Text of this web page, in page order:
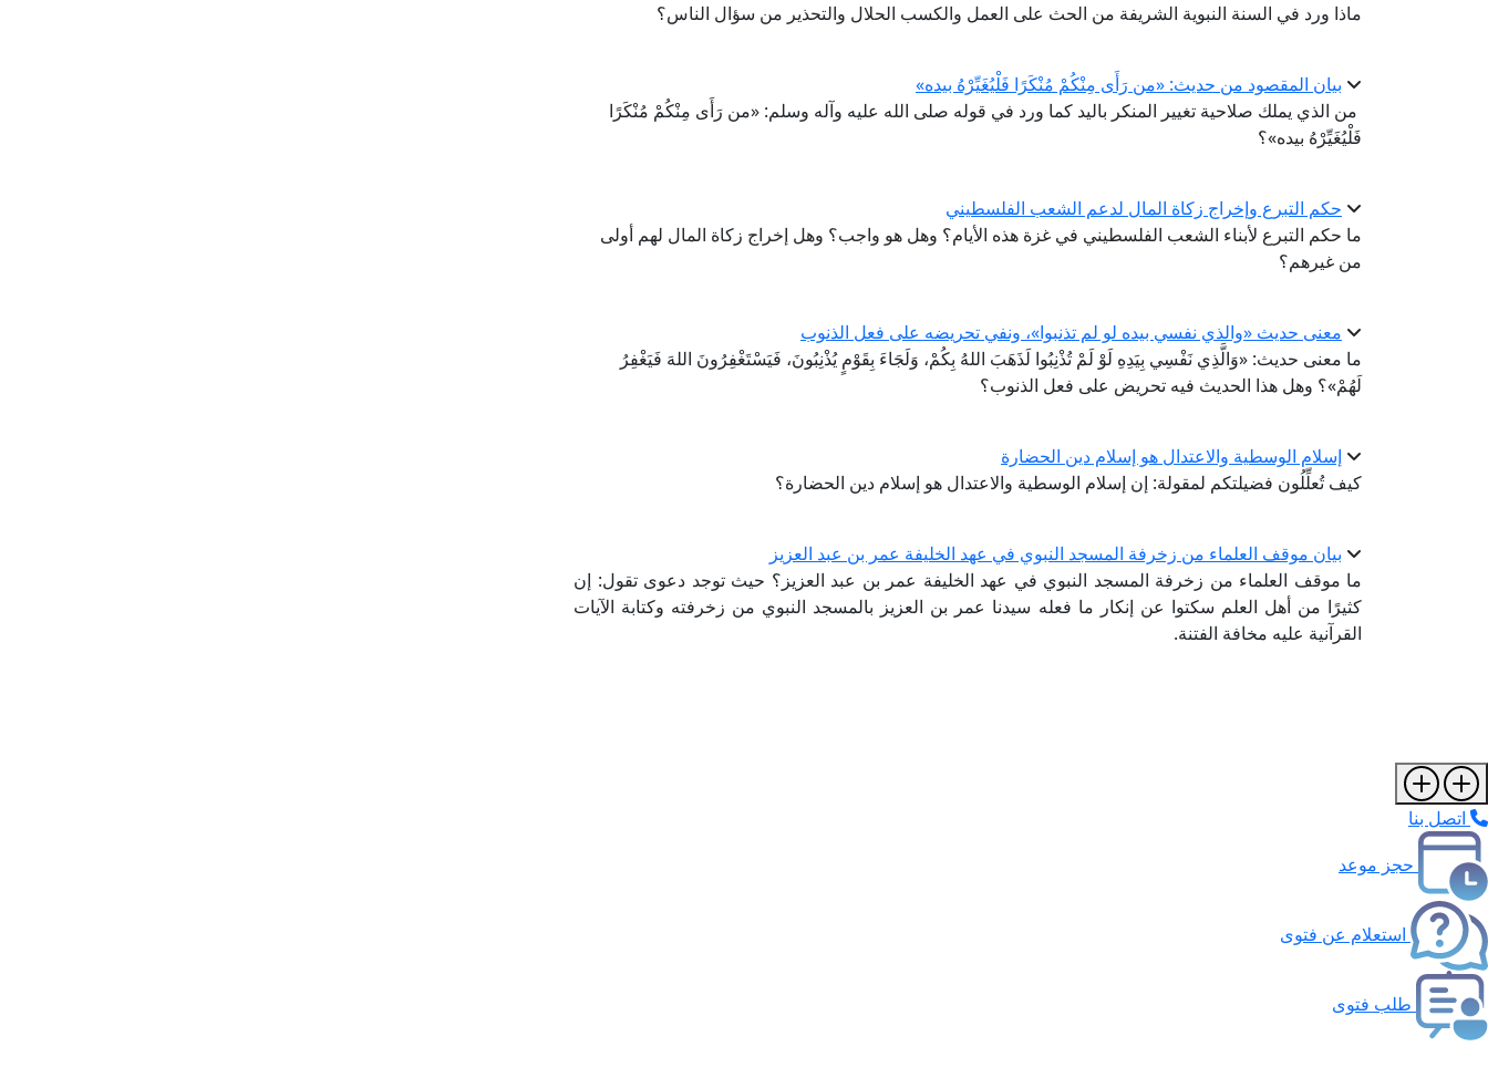
ماذا ورد في السنة النبوية الشريفة من الحث على العمل والكسب الحلال والتحذير من سؤال الناس؟
بيان المقصود من حديث: «من رَأَى مِنْكُمْ مُنْكَرًا فَلْيُغَيِّرْهُ بيده»
من الذي يملك صلاحية تغيير المنكر باليد كما ورد في قوله صلى الله عليه وآله وسلم: «من رَأَى مِنْكُمْ مُنْكَرًا
فَلْيُغَيِّرْهُ بيده»؟
حكم التبرع وإخراج زكاة المال لدعم الشعب الفلسطيني
ما حكم التبرع لأبناء الشعب الفلسطيني في غزة هذه الأيام؟ وهل هو واجب؟ وهل إخراج زكاة المال لهم أولى
من غيرهم؟
معنى حديث «والذي نفسي بيده لو لم تذنبوا»، ونفي تحريضه على فعل الذنوب
ما معنى حديث: «وَالَّذِي نَفْسِي بِيَدِهِ لَوْ لَمْ تُذْنِبُوا لَذَهَبَ اللهُ بِكُمْ، وَلَجَاءَ بِقَوْمٍ يُذْنِبُونَ، فَيَسْتَغْفِرُونَ اللهَ فَيَغْفِرُ
لَهُمْ»؟ وهل هذا الحديث فيه تحريض على فعل الذنوب؟
إسلام الوسطية والاعتدال هو إسلام دين الحضارة
كيف تُعلِّلُون فضيلتكم لمقولة: إن إسلام الوسطية والاعتدال هو إسلام دين الحضارة؟
بيان موقف العلماء من زخرفة المسجد النبوي في عهد الخليفة عمر بن عبد العزيز
ما موقف العلماء من زخرفة المسجد النبوي في عهد الخليفة عمر بن عبد العزيز؟ حيث توجد دعوى تقول: إن
كثيرًا من أهل العلم سكتوا عن إنكار ما فعله سيدنا عمر بن العزيز بالمسجد النبوي من زخرفته وكتابة الآيات
القرآنية عليه مخافة الفتنة.
اتصل بنا
حجز موعد
استعلام عن فتوى
طلب فتوى